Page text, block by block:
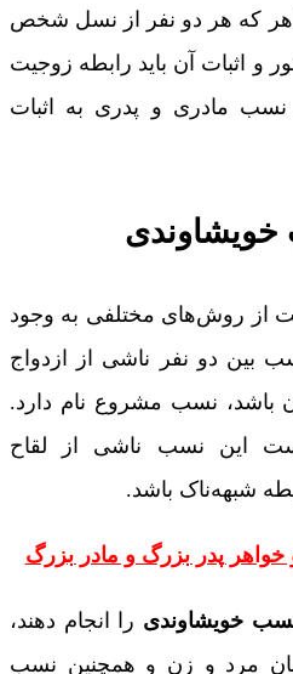
که هر دو نفر از نسل شخص
و اثبات آن باید رابطه زوجیت
مادری و پدری به اثبات
خویشاوندی
از روش‌های مختلفی به وجود
بین دو نفر ناشی از ازدواج
باشد، نسب مشروع نام دارد.
این نسب ناشی از لقاح
شبهه‌ناک باشد.
خواهر پدر بزرگ و مادر بزرگ
نسب خویشاوندی را انجام دهند،
میان مرد و زن و همچنین نسب